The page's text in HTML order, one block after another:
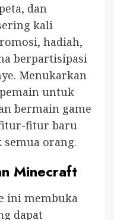
dan
kali
hadiah,
berpartisipasi
Menukarkan
untuk
bermain game
fitur baru
orang.
Minecraft
ini membuka
dapat